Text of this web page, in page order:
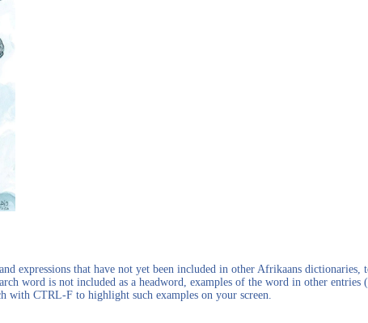
expressions that have not yet been included in other Afrikaans
word is not included as a headword, examples of the word in other entries
with CTRL-F to highlight such examples on your screen.